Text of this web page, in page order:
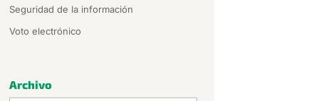
Seguridad de la información
Voto electrónico
Archivo